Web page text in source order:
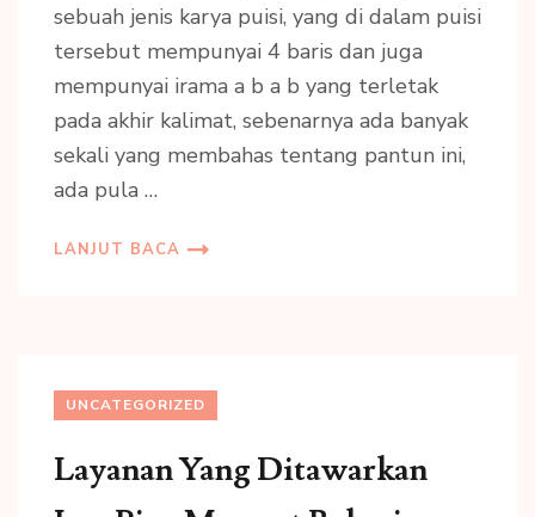
sebuah jenis karya puisi, yang di dalam puisi
tersebut mempunyai 4 baris dan juga
mempunyai irama a b a b yang terletak
pada akhir kalimat, sebenarnya ada banyak
sekali yang membahas tentang pantun ini,
ada pula …
LANJUT BACA
UNCATEGORIZED
Layanan Yang Ditawarkan